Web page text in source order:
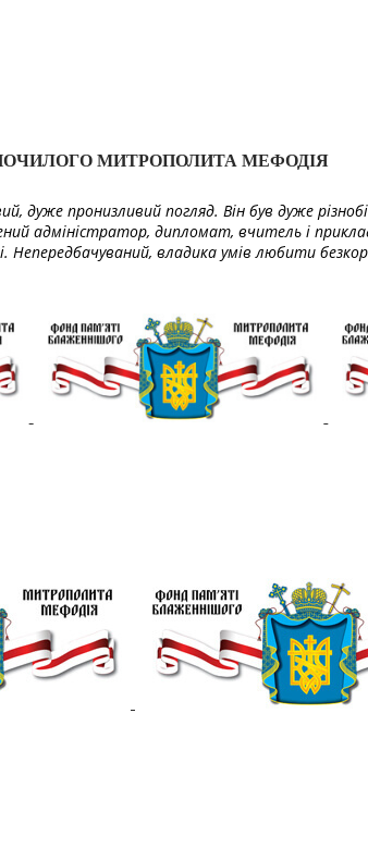
МИТРОПОЛИТА МЕФОДІЯ
дуже пронизливий погляд. Він був дуже
адміністратор, дипломат, вчитель і
Непередбачуваний, владика умів любити